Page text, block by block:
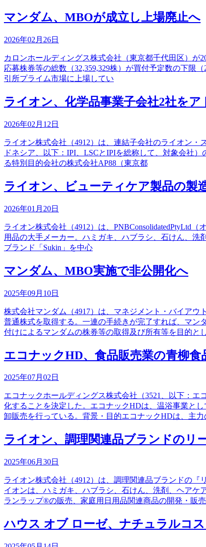
マンダム、MBOが成立し上場廃止へ
2026年02月26日
カロンホールディングス株式会社（東京都千代田区）が
応募株券等の総数（32,359,329株）が買付予定数の下限
引所プライム市場に上場してい
ライオン、化学品事業子会社2社を
2026年02月12日
ライオン株式会社（4912）は、連結子会社のライオン
ドネシア、以下：IPI、LSCとIPIを総称して、対象会社
る特別目的会社の株式会社AP88（東京都
ライオン、ビューティケア製品の製
2026年01月20日
ライオン株式会社（4912）は、PNBConsolidatedPtyLtd
用品の大手メーカー。ハミガキ、ハブラシ、石けん、
ブランド「Sukin」を中心
マンダム、MBO実施で非公開化へ
2025年09月10日
株式会社マンダム（4917）は、マネジメント・バイア
普通株式を取得する。一連の手続きが完了すれば、マ
付けによるマンダムの株券等の取得及び所有等を目的と
エコナックHD、食品販売業の青柳食
2025年07月02日
エコナックホールディングス株式会社（3521、以下：
化することを決定した。エコナックHDは、温浴事業と
卸販売を行っている。背景・目的エコナックHDは、主
ライオン、調理関連品ブランドのリ
2025年06月30日
ライオン株式会社（4912）は、調理関連品ブランドの
イオンは、ハミガキ、ハブラシ、石けん、洗剤、ヘア
ランラップ®の販売、家庭用日用品関連商品の開発・販
ハウス オブ ローゼ、ナチュラルコ